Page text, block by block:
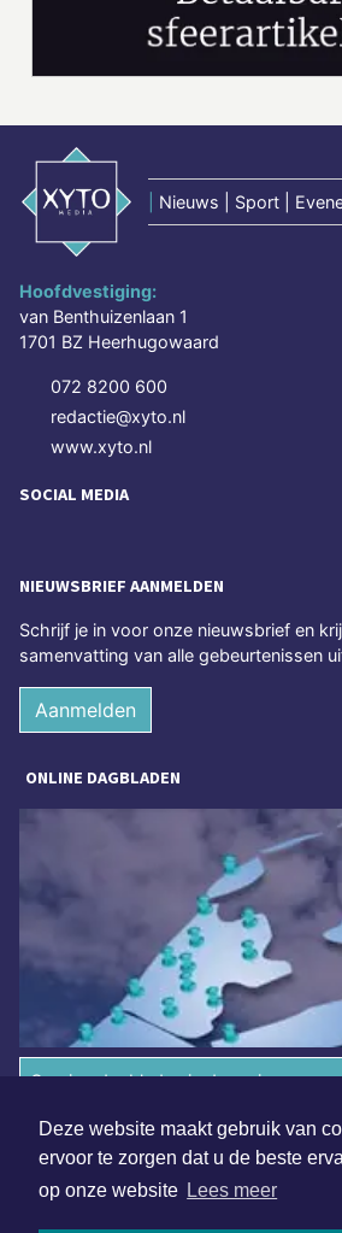
Deze website maakt gebruik van
ervoor te zorgen dat u de beste
op onze website Lees meer
Nieuws | Sport |
Hoofdvestiging:
van Benthuizenlaan 1
1701 BZ Heerhugowaard
072 8200 600
redactie@xyto.nl
www.xyto.nl
SOCIAL MEDIA
NIEUWSBRIEF AANMELDEN
Schrijf je in voor onze nieuwsbrief en
samenvatting van alle gebeurtenissen
Aanmelden
ONLINE DAGBLADEN
Overige dagbladen in de regio
Algemene voorwaarden
Disclaimer